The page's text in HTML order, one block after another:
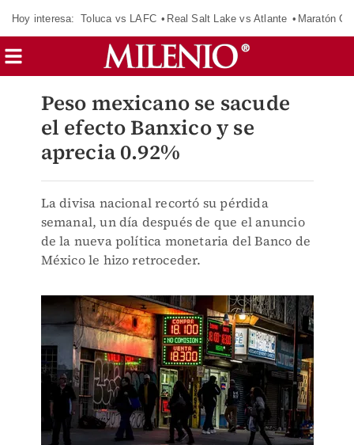
Hoy interesa: Toluca vs LAFC Real Salt Lake vs Atlante Maratón
Peso mexicano se sacude
el efecto Banxico y se
aprecia 0.92%
La divisa nacional recortó su pérdida
semanal, un día después de que el anuncio
de la nueva política monetaria del Banco de
México le hizo retroceder.